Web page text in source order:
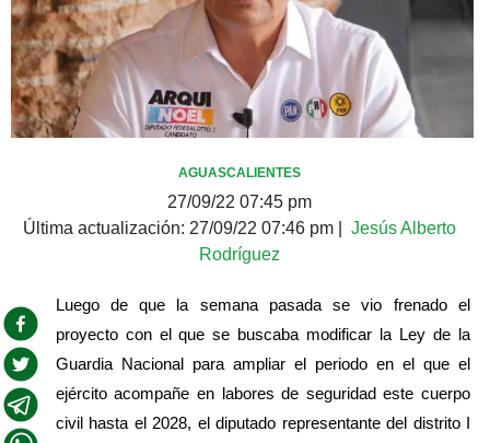
AGUASCALIENTES
27/09/22 07:45 pm
Última actualización: 27/09/22 07:46 pm
Jesús Alberto
Rodríguez
Luego de que la semana pasada se vio frenado el
proyecto con el que se buscaba modificar la Ley de la
Guardia Nacional para ampliar el periodo en el que el
ejército acompañe en labores de seguridad este cuerpo
civil hasta el 2028, el diputado representante del distrito I